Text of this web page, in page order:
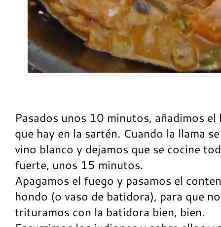
Pasados unos 10 minutos, añadimos
que hay en la sartén. Cuando la llama
vino blanco y dejamos que se cocine
fuerte, unos 15 minutos.
Apagamos el fuego y pasamos el
hondo (o vaso de batidora), para que
trituramos con la batidora bien, bien.